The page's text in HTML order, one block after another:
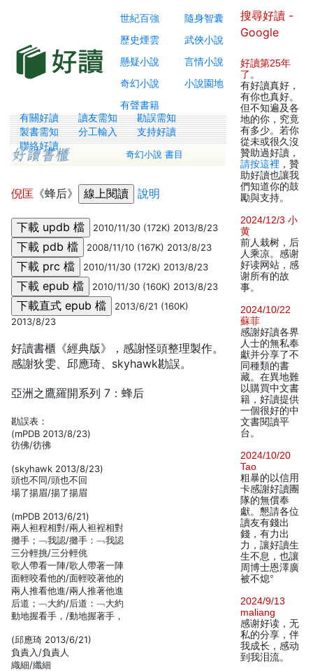
世紀百強
隨身智囊
歷史煙雲
武俠小說
懸疑小說
言情小說
奇幻小說
小說園地
有聲書籍
有關好讀 讀友需知
勘誤需知
製書需知
分工輸入
支持好讀
聯絡好讀
奇幻小說 書目
倪匡 《蜂后》 說明
2010/11/30 (172K) 2013/8/23
2008/11/10 (167K) 2013/8/23
2010/11/30 (172K) 2013/8/23
2010/11/30 (160K) 2013/8/23
2013/6/21 (160K)
2013/8/23
好讀書櫃《經典版》，感謝怪頭整理製作。
感謝狄雯、邱應琦、skyhawk勘誤。
亞洲之鷹羅開系列 7：蜂后
勘誤表：
(mPDB 2013/8/23)
彷佛/彷彿
(skyhawk 2013/8/23)
頭也不同/頭也不回
場了揚眉/揚了揚眉
(mPDB 2013/6/21)
兩人袒程相對/兩人袒裎相對
攤手；﹁我認/攤手：﹁我認
三分輕挑/三分輕佻
歌人帶看一陣/歌人帶著一陣
面輕咬看他的/面輕咬著他的
兩人推看他進/兩人推著他進
后道；﹁大約/后道：﹁大約
動地握看手，/動地握著手，
(邱應琦 2013/6/21)
負責入/負責人
織細/纖細
搜尋好讀 -
Google
好讀第25年
了 。
有好讀真好，
有你也真好。
但不知遍及各
地的你，究竟
有多少。若你
從未或很久沒
贊助過好讀，
請按這裡 ，贊
助好讀也讓我
們知道你的鼓
勵與支持。
2024/12/3 小
黄
前人栽树，后
人乘凉。感谢
好读网站，感
谢所有的故
事。
2024/10/22
蘇菲
感謝好讀各界
人士的無私奉
獻并分享了不
同種類的書
藏。在異地難
以購買中文書
籍，好讀提供
一個很好的中
文書閱讀平
台。
2024/10/20
Tao
粗暴的以信用
卡感謝好讀團
隊的無償奉
獻。懇請各位
讀友有錢出
錢，有力出
力，讓好讀生
生不息，也讓
周博士恩澤廣
被不熄°
2024/9/13
maliang
感谢好读，无
私的分享，伴
我成长，感动
到我泪流。